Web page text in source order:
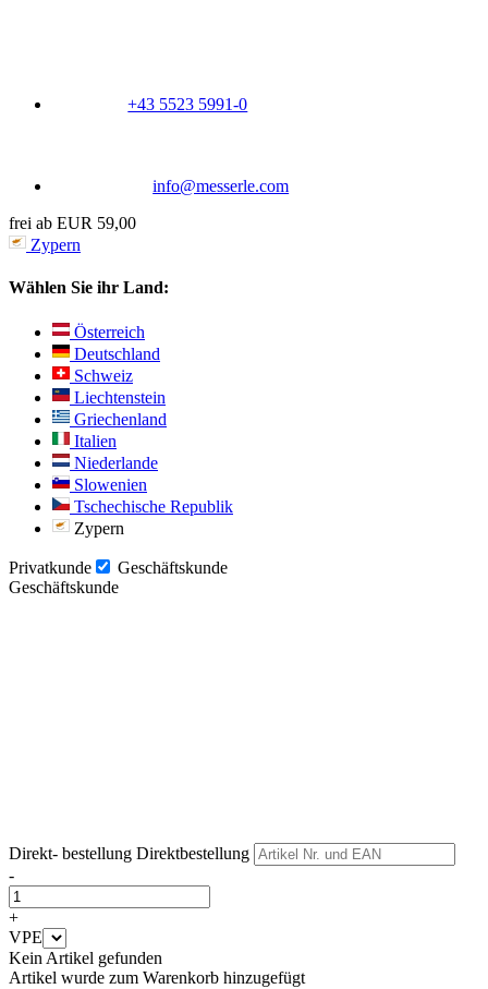
+43 5523 5991-0
info@messerle.com
frei ab EUR 59,00
Zypern
Wählen Sie ihr Land:
Österreich
Deutschland
Schweiz
Liechtenstein
Griechenland
Italien
Niederlande
Slowenien
Tschechische Republik
Zypern
Privatkunde
Geschäftskunde
Geschäftskunde
Direkt- bestellung Direktbestellung
-
+
VPE
Kein Artikel gefunden
Artikel wurde zum Warenkorb hinzugefügt